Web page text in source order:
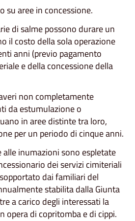
su aree in concessione.
di salme possono durare un
il costo della sola operazione
anni (previo pagamento
e della concessione della
non completamente
da estumulazione o
in aree distinte tra loro,
per un periodo di cinque anni.
alle inumazioni sono espletate
dei servizi cimiteriali
dai familiari del
stabilita dalla Giunta
a carico degli interessati la
opera di copritomba e di cippi.